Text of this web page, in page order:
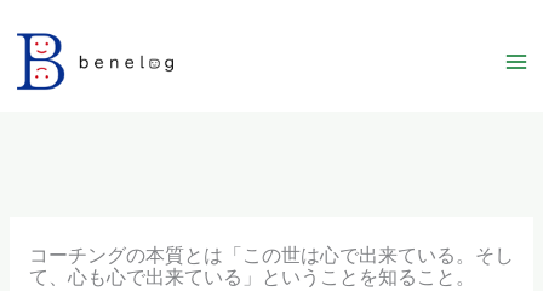
を
コーチングの本質とは「この世は心で出来ている。そし
て、心も心で出来ている」ということを知ること。